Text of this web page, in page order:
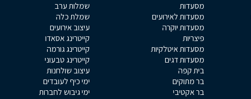
מסעדות
מסעדות לאירועים
מסעדות יוקרה
פיצריות
מסעדות איטלקיות
מסעדות דגים
בית קפה
בר מתוקים
בר אקטיבי
שמלות ערב
שמלת כלה
עיצוב אירועים
קייטרינג אסאדו
קייטרינג גורמה
קייטרינג טבעוני
עיצוב שולחנות
ימי כיף לעובדים
ימי גיבוש לחברות